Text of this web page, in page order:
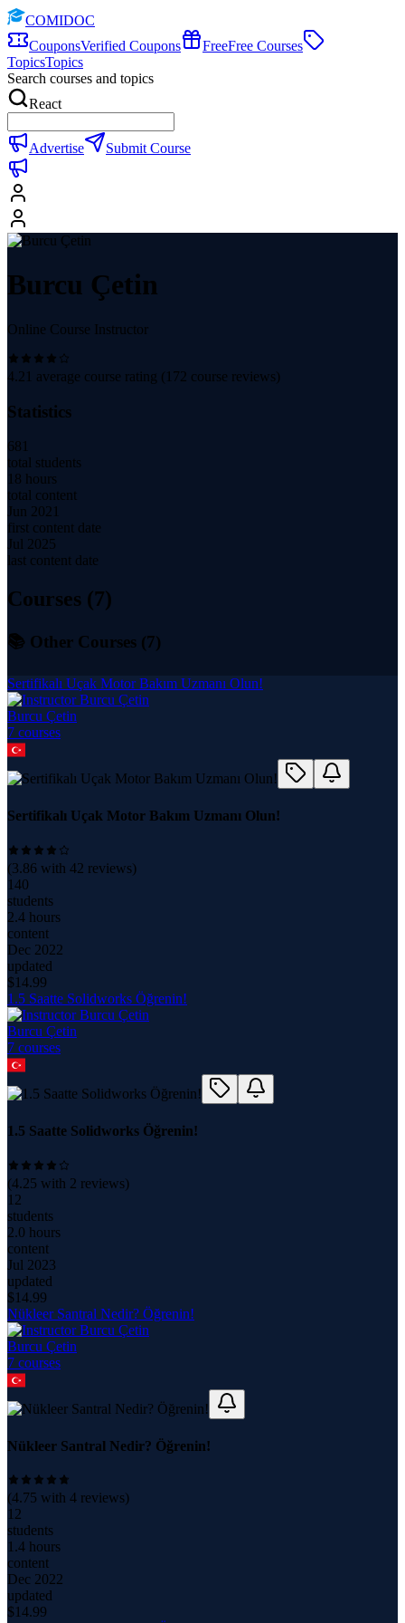
COMIDOC
CouponsVerified Coupons FreeFree Courses
TopicsTopics
Search courses and topics
React
Advertise Submit Course
Burcu Çetin
Online Course Instructor
4.21 average course rating ( 172 course reviews)
Statistics
681
total students
18 hours
total content
Jun 2021
first content date
Jul 2025
last content date
Courses (7)
📚 Other Courses (7)
Sertifikalı Uçak Motor Bakım Uzmanı Olun!
Burcu Çetin
7 courses
Sertifikalı Uçak Motor Bakım Uzmanı Olun!
(3.86 with 42 reviews)
140
students
2.4 hours
content
Dec 2022
updated
$14.99
1.5 Saatte Solidworks Öğrenin!
Burcu Çetin
7 courses
1.5 Saatte Solidworks Öğrenin!
(4.25 with 2 reviews)
12
students
2.0 hours
content
Jul 2023
updated
$14.99
Nükleer Santral Nedir? Öğrenin!
Burcu Çetin
7 courses
Nükleer Santral Nedir? Öğrenin!
(4.75 with 4 reviews)
12
students
1.4 hours
content
Dec 2022
updated
$14.99